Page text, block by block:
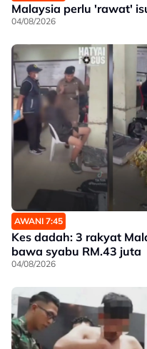
Malaysia perlu 'rawat'
04/08/2026
AWANI 7:45
Kes dadah: 3 rakyat
bawa syabu RM.43 juta
04/08/2026